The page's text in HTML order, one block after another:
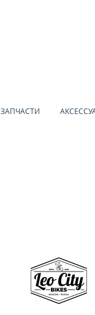
ЗАПЧАСТИ